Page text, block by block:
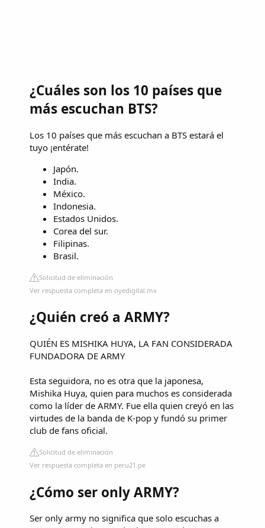
¿Cuáles son los 10 países que
más escuchan BTS?
Los 10 países que más escuchan a BTS estará el
tuyo ¡entérate!
Japón.
India.
México.
Indonesia.
Estados Unidos.
Corea del sur.
Filipinas.
Brasil.
Solicitud de eliminación
Ver respuesta completa en oyedigital.mx
¿Quién creó a ARMY?
QUIÉN ES MISHIKA HUYA, LA FAN CONSIDERADA
FUNDADORA DE ARMY
Esta seguidora, no es otra que la japonesa,
Mishika Huya, quien para muchos es considerada
como la líder de ARMY. Fue ella quien creyó en las
virtudes de la banda de K-pop y fundó su primer
club de fans oficial.
Solicitud de eliminación
Ver respuesta completa en peru21.pe
¿Cómo ser only ARMY?
Ser only army no significa que solo escuchas a